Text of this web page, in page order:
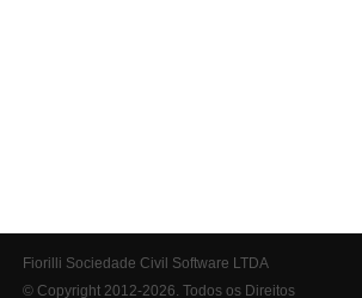
Fiorilli Sociedade Civil Software LTDA
© Copyright 2012-2026. Todos os Direitos